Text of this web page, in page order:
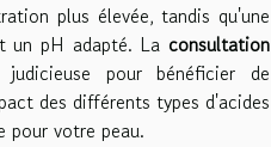
plus élevée, tandis qu'une
un pH adapté. La consultation
pour bénéficier de
des différents types d'acides
pour votre peau.